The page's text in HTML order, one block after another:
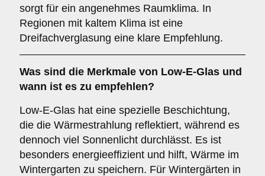
sorgt für ein angenehmes Raumklima. In
Regionen mit kaltem Klima ist eine
Dreifachverglasung eine klare Empfehlung.
Was sind die Merkmale von Low-E-Glas und
wann ist es zu empfehlen?
Low-E-Glas hat eine spezielle Beschichtung,
die die Wärmestrahlung reflektiert, während es
dennoch viel Sonnenlicht durchlässt. Es ist
besonders energieeffizient und hilft, Wärme im
Wintergarten zu speichern. Für Wintergärten in